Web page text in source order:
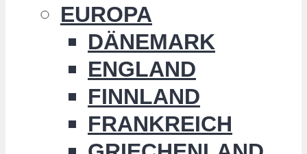
EUROPA
DÄNEMARK
ENGLAND
FINNLAND
FRANKREICH